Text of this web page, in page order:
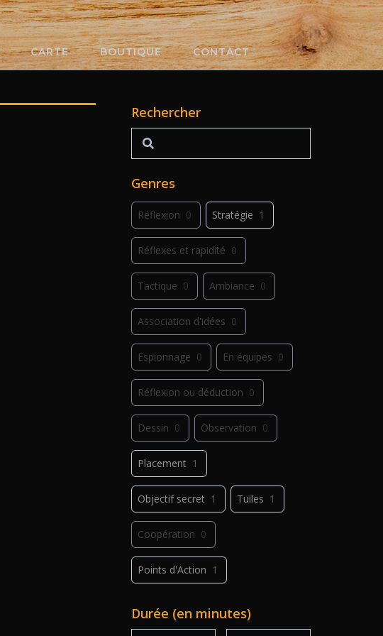
CARTE BOUTIQUE CONTACT
Rechercher
Rechercher
Genres
Réflexion 0 Stratégie 1
Réflexes et rapidité 0
Tactique 0 Ambiance 0
Association d'idées 0
Espionnage 0 En équipes 0
Réflexion ou déduction 0
Dessin 0 Observation 0
Placement 1
Objectif secret 1 Tuiles 1
Coopération 0
Points d'Action 1
Déplacement 2
Durée (en minutes)